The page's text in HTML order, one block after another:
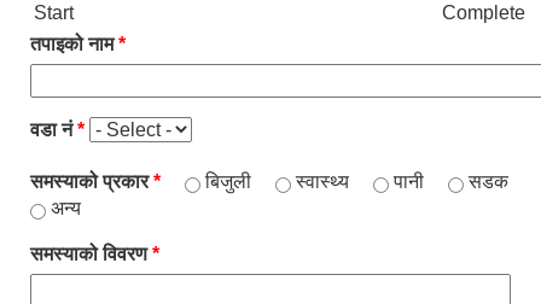
Start
Complete
तपाइको नाम*
वडा नं*
समस्याको प्रकार* बिजुली स्वास्थ्य पानी
सडक
अन्य
समस्याको विवरण*